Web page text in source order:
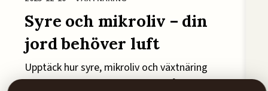
Syre och mikroliv – din
jord behöver luft
Upptäck hur syre, mikroliv och växtnäring
samverkar – varför rotröta uppstår i krukor och